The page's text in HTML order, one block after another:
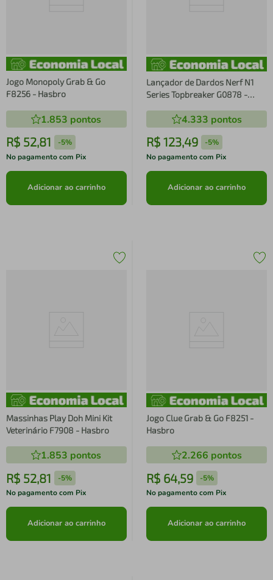
Jogo Monopoly Grab & Go
F8256 - Hasbro
1.853 pontos
R$ 52,81 -5%
No pagamento com Pix
Adicionar ao carrinho
Lançador de Dardos Nerf N1
Series Topbreaker G0878 -
4.333 pontos
R$ 123,49 -5%
No pagamento com Pix
Adicionar ao carrinho
Massinhas Play Doh Mini Kit
Veterinário F7908 - Hasbro
1.853 pontos
R$ 52,81 -5%
No pagamento com Pix
Adicionar ao carrinho
Jogo Clue Grab & Go F8251 -
Hasbro
2.266 pontos
R$ 64,59 -5%
No pagamento com Pix
Adicionar ao carrinho